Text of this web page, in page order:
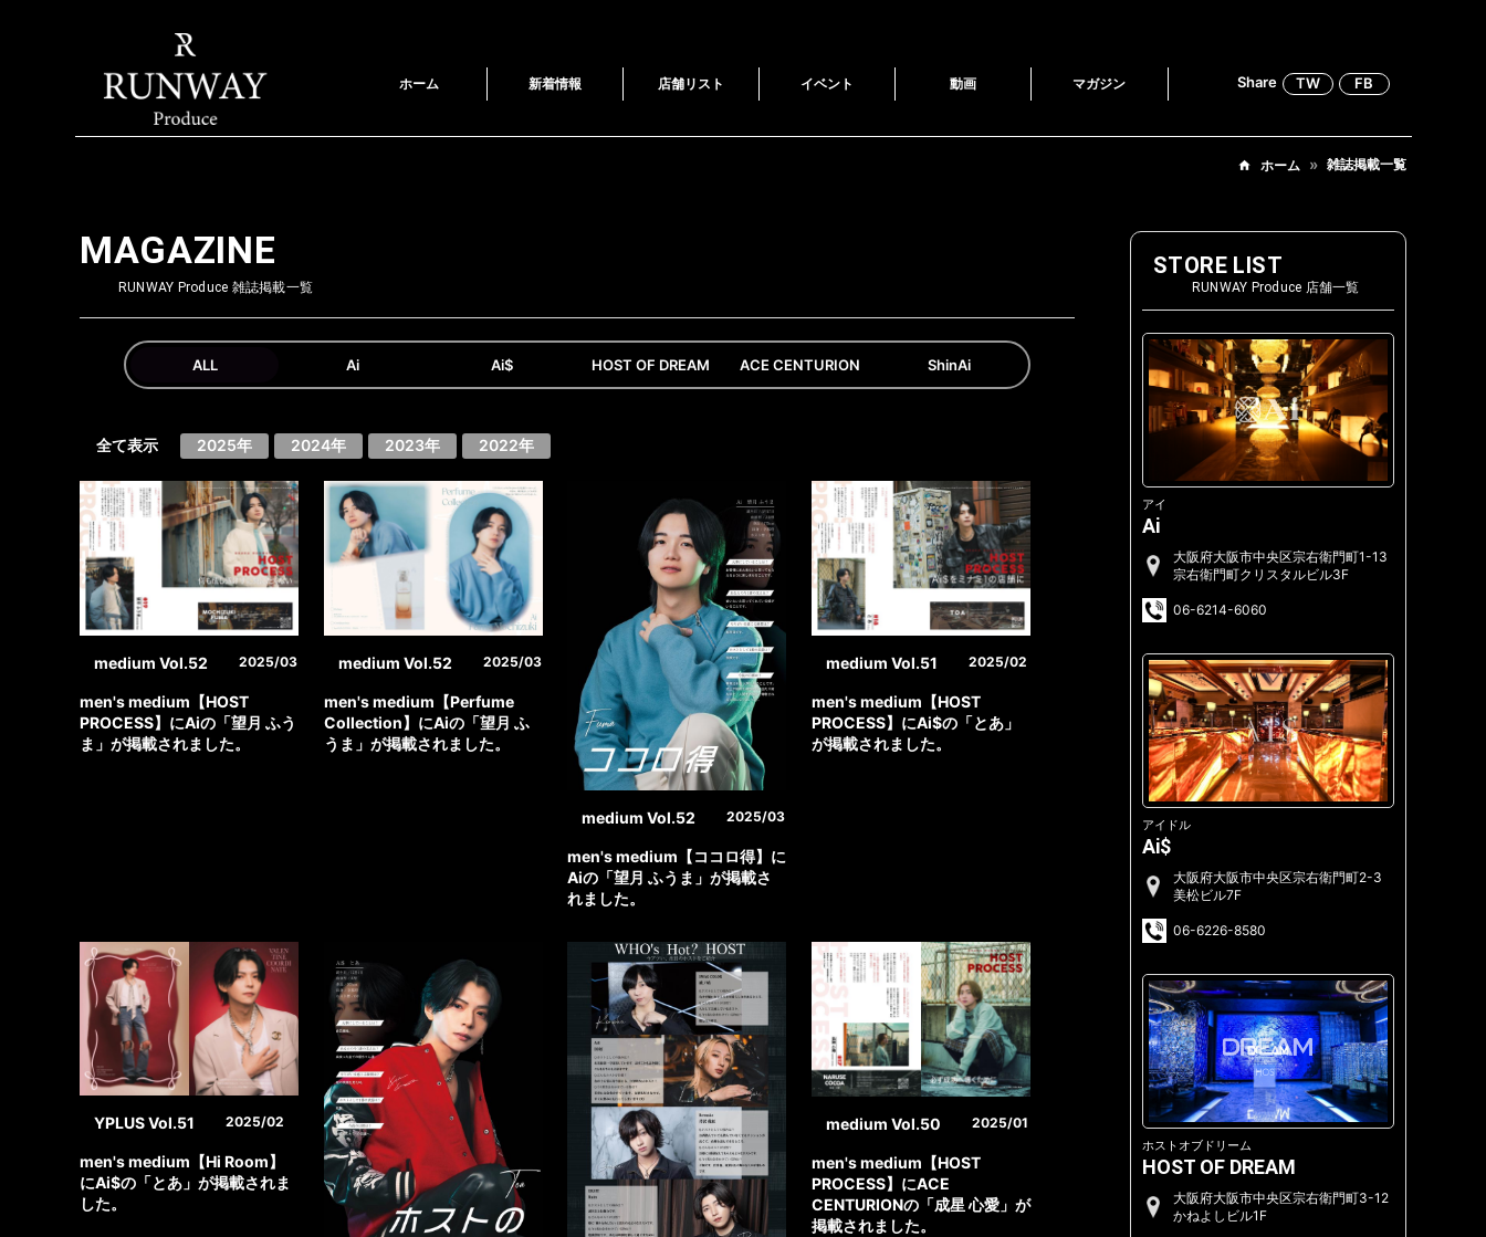
ホーム 新着情報 店舗リスト イベント 動画 マガジン Share TW FB
ホーム 雑誌掲載一覧
MAGAZINE
RUNWAY Produce 雑誌掲載一覧
ALL Ai Ai$ HOST OF DREAM ACE CENTURION ShinAi
全て表示 2025年 2024年 2023年 2022年
medium Vol.52 2025/03
men's medium【HOST
PROCESS】にAiの「望月 ふう
ま」が掲載されました。
medium Vol.52 2025/03
men's medium【Perfume
Collection】にAiの「望月 ふ
うま」が掲載されました。
medium Vol.52 2025/03
men's medium【ココロ得】に
Aiの「望月 ふうま」が掲載さ
れました。
medium Vol.51 2025/02
men's medium【HOST
PROCESS】にAi$の「とあ」
が掲載されました。
YPLUS Vol.51 2025/02
men's medium【Hi Room】
にAi$の「とあ」が掲載されま
した。
medium Vol.50 2025/01
men's medium【HOST
PROCESS】にACE
CENTURIONの「成星 心愛」が
掲載されました。
STORE LIST
RUNWAY Produce 店舗一覧
アイ
Ai
大阪府大阪市中央区宗右衛門町1-13
宗右衛門町クリスタルビル3F
06-6214-6060
アイドル
Ai$
大阪府大阪市中央区宗右衛門町2-3
美松ビル7F
06-6226-8580
ホストオブドリーム
HOST OF DREAM
大阪府大阪市中央区宗右衛門町3-12
かねよしビル1F